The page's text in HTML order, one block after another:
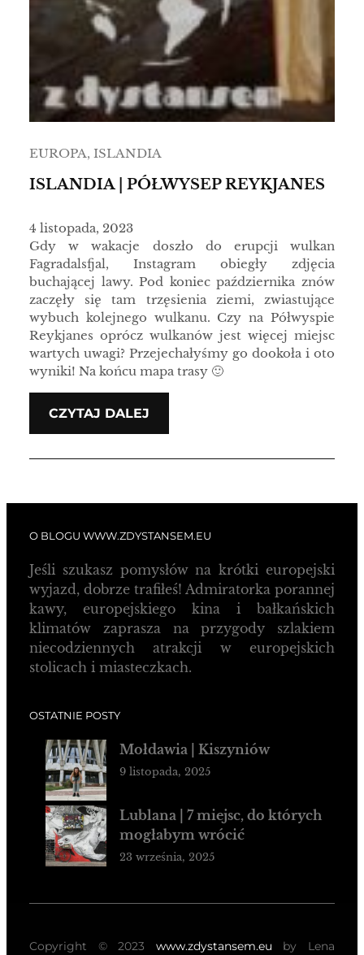
EUROPA, ISLANDIA
ISLANDIA | PÓŁWYSEP REYKJANES
4 listopada, 2023
Gdy w wakacje doszło do erupcji wulkan
Fagradalsfjal, Instagram obiegły zdjęcia
buchającej lawy. Pod koniec października znów
zaczęły się tam trzęsienia ziemi, zwiastujące
wybuch kolejnego wulkanu. Czy na Półwyspie
Reykjanes oprócz wulkanów jest więcej miejsc
wartych uwagi? Przejechałyśmy go dookoła i oto
wyniki! Na końcu mapa trasy 🙂
CZYTAJ DALEJ
O BLOGU WWW.ZDYSTANSEM.EU
Jeśli szukasz pomysłów na krótki europejski
wyjazd, dobrze trafiłeś! Admiratorka porannej
kawy, europejskiego kina i bałkańskich
klimatów zaprasza na przygody szlakiem
niecodziennych atrakcji w europejskich
stolicach i miasteczkach.
OSTATNIE POSTY
Mołdawia | Kiszyniów
9 listopada, 2025
Lublana | 7 miejsc, do których
mogłabym wrócić
23 września, 2025
Copyright © 2023 www.zdystansem.eu by Lena